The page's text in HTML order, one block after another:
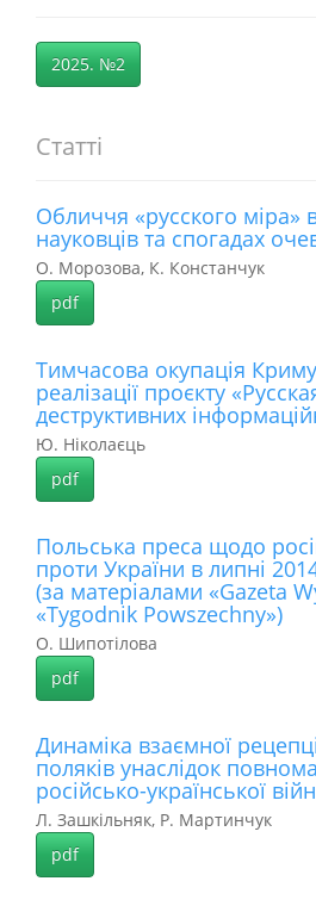
2025. №2
Статті
Обличчя «русского міра»
науковців та спогадах
О. Морозова, К. Констанчук
pdf
Тимчасова окупація
реалізації проєкту
деструктивних
Ю. Ніколаєць
pdf
Польська преса щодо
проти України в липні
(за матеріалами «Gazeta
«Tygodnik Powszechny»)
О. Шипотілова
pdf
Динаміка взаємної
поляків унаслідок
російсько-української
Л. Зашкільняк, Р. Мартинчук
pdf